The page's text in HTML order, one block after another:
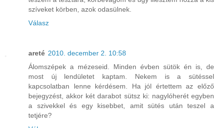
szíveket körben, azok odasülnek.
Válasz
areté 2010. december 2. 10:58
Álomszépek a mézeseid. Minden évben sütök én is, de
most új lendületet kaptam. Nekem is a sütéssel
kapcsolatban lenne kérdésem. Ha jól értettem az előző
bejegyzést, akkor két darabot sütsz ki: nagylóherét egyben
a szivekkel és egy kisebbet, amit sütés után teszel a
tetjére?